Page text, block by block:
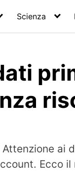
Scienza
ai
Ecco